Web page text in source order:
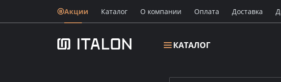
Акции Каталог О компании Oплата Доставка
КАТАЛОГ